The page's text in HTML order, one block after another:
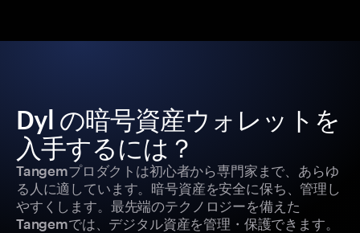
Dyl の暗号資産ウォレットを
入手するには？
Tangemプロダクトは初心者から専門家まで、あらゆ
る人に適しています。暗号資産を安全に保ち、管理し
やすくします。最先端のテクノロジーを備えた
Tangemでは、デジタル資産を管理・保護できます。